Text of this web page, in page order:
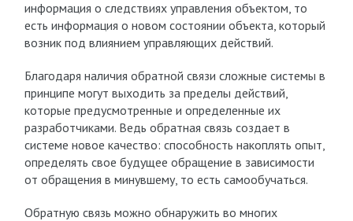
информация о следствиях управления объектом, то
есть информация о новом состоянии объекта, который
возник под влиянием управляющих действий.
Благодаря наличия обратной связи сложные системы в
принципе могут выходить за пределы действий,
которые предусмотренные и определенные их
разработчиками. Ведь обратная связь создает в
системе новое качество: способность накоплять опыт,
определять свое будущее обращение в зависимости
от обращения в минувшему, то есть самообучаться.
Обратную связь можно обнаружить во многих